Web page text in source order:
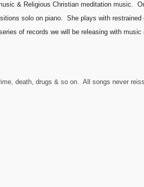
& Religious Christian meditation music.
solo on piano. She plays with
of records we will be releasing with
death, drugs & so on. All songs never